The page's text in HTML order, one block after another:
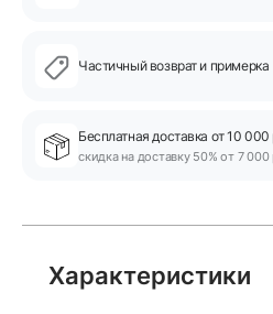
Частичный возврат и примерка
Бесплатная доставка от 10
скидка на доставку 50% от 7 000
Характеристики